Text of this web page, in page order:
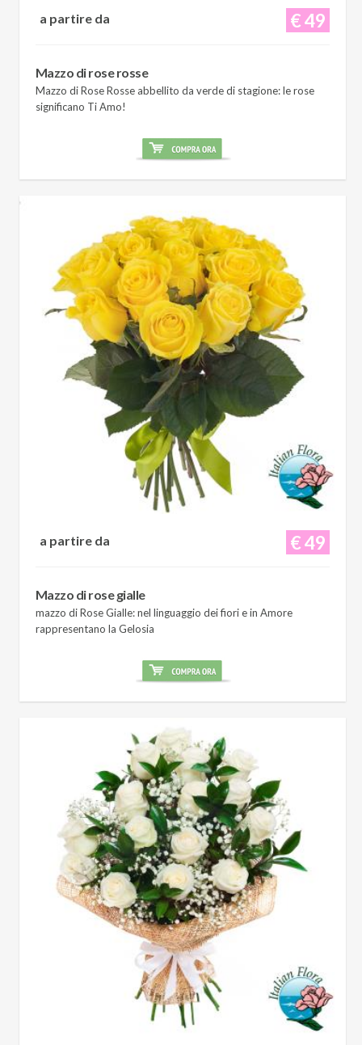
€ 49
a partire da
Mazzo di rose rosse
Mazzo di Rose Rosse abbellito da verde di stagione: le rose
significano Ti Amo!
€ 49
a partire da
Mazzo di rose gialle
mazzo di Rose Gialle: nel linguaggio dei fiori e in Amore
rappresentano la Gelosia